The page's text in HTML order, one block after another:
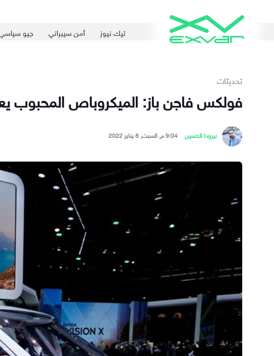
تيك نيوز أمن سيبراني جيو
تحديثات
فولكس فاجن باز: الميكروباص المحبوب
نيرودا الحسين 9:04 م, السبت, 8 يناير 2022